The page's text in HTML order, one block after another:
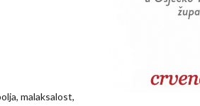
malaksalost,